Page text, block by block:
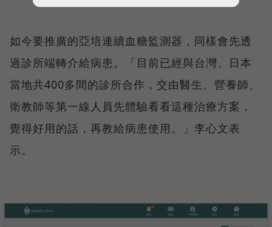
如今要推廣的亞培連續血糖監測器，同樣會先透
過診所端轉介給病患。「目前已經與台灣、日本
當地共400多間的診所合作，交由醫生、營養師、
衛教師等第一線人員先體驗看看這種治療方案，
覺得好用的話，再教給病患使用。」李心文表
示。